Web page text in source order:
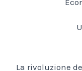
La rivoluzione